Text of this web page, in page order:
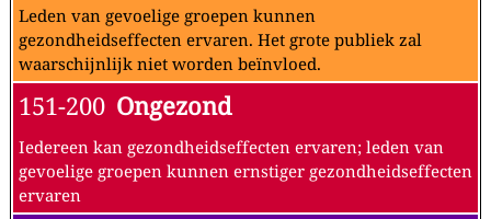
Leden van gevoelige groepen kunnen
gezondheidseffecten ervaren. Het grote publiek zal
waarschijnlijk niet worden beïnvloed.
151-200 Ongezond
Iedereen kan gezondheidseffecten ervaren; leden van
gevoelige groepen kunnen ernstiger gezondheidseffecten
ervaren